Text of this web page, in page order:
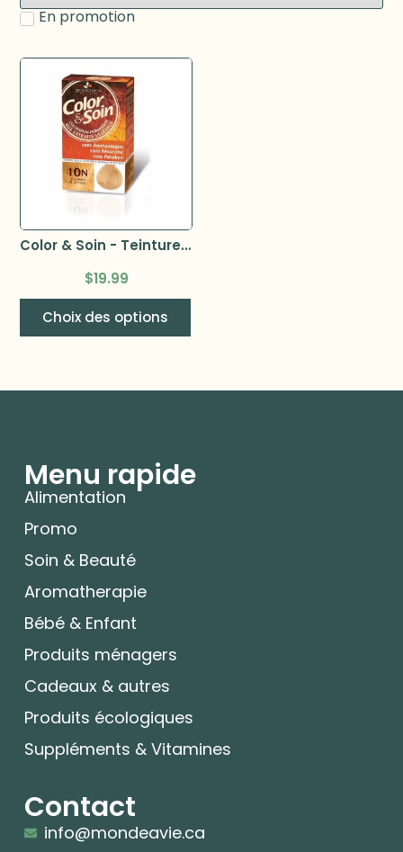
En promotion
Color & Soin - Teinture pour cheveux
$19.99
Choix des options
Menu rapide
Alimentation
Promo
Soin & Beauté
Aromatherapie
Bébé & Enfant
Produits ménagers
Cadeaux & autres
Produits écologiques
Suppléments & Vitamines
Contact
info@mondeavie.ca